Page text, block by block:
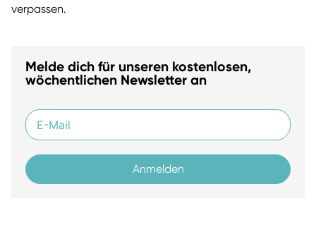
verpassen.
Melde dich für unseren kostenlosen,
wöchentlichen Newsletter an
Anmelden